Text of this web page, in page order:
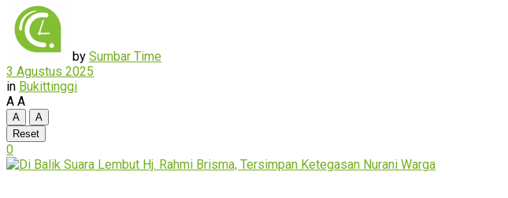
by Sumbar Time
3 Agustus 2025
in Bukittinggi
A A
A
A
Reset
0